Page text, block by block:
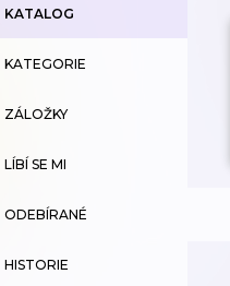
KOUPENÉ
KATEGORIE
ZÁLOŽKY
HISTORIE
KATALOG
KATEGORIE
ZÁLOŽKY
LÍBÍ SE MI
ODEBÍRANÉ
HISTORIE